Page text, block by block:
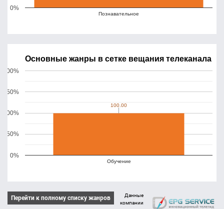
Познавательное
0%
Основные жанры в сетке вещания телеканала
Обучение
0%
50%
100%
150%
200%
100.00
100.00
Перейти к полному списку жанров
Данные
компании